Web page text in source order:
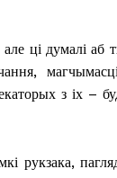
ці думалі
з іх –
рукзака,